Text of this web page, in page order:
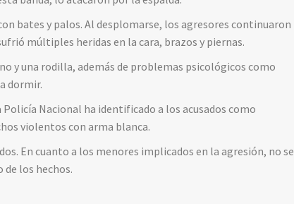
bates y palos. Al desplomarse, los agresores continuaron
múltiples heridas en la cara, brazos y piernas.
y una rodilla, además de problemas psicológicos como
dormir.
Nacional ha identificado a los acusados como
violentos con arma blanca.
En cuanto a los menores implicados en la agresión, no se
los hechos.